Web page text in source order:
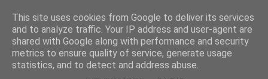
Babboes' blog
... meer dan alleen maar verhalen
This site uses cookies from Google to deliver its services
and to analyze traffic. Your IP address and user-agent are
shared with Google along with performance and security
metrics to ensure quality of service, generate usage
statistics, and to detect and address abuse.